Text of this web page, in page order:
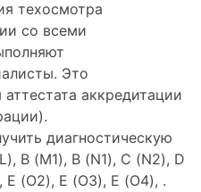
техосмотра
со всеми
Это
аккредитации
диагностическую
B (M1), B (N1), C (N2), D
(O2), E (O3), E (O4), .